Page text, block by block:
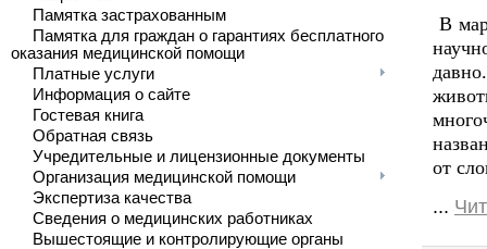
Памятка застрахованным
Памятка для граждан о гарантиях бесплатного
оказания медицинской помощи
Платные услуги
Информация о сайте
Гостевая книга
Обратная связь
Учредительные и лицензионные документы
Организация медицинской помощи
Экспертиза качества
Сведения о медицинских работниках
Вышестоящие и контролирующие органы
В
от
...